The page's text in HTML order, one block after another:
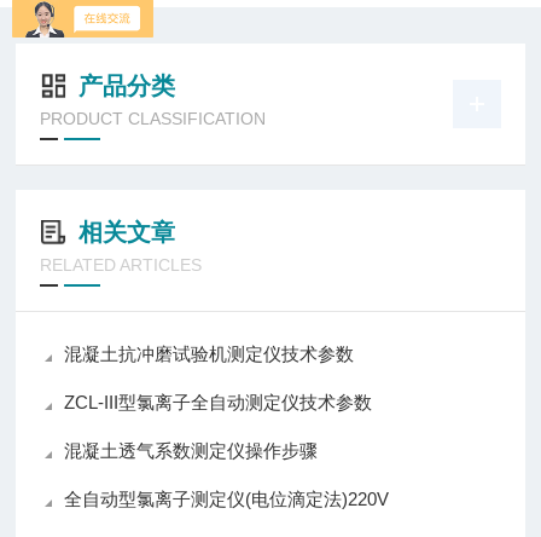
产品分类
PRODUCT CLASSIFICATION
相关文章
RELATED ARTICLES
混凝土抗冲磨试验机测定仪技术参数
ZCL-III型氯离子全自动测定仪技术参数
混凝土透气系数测定仪操作步骤
全自动型氯离子测定仪(电位滴定法)220V